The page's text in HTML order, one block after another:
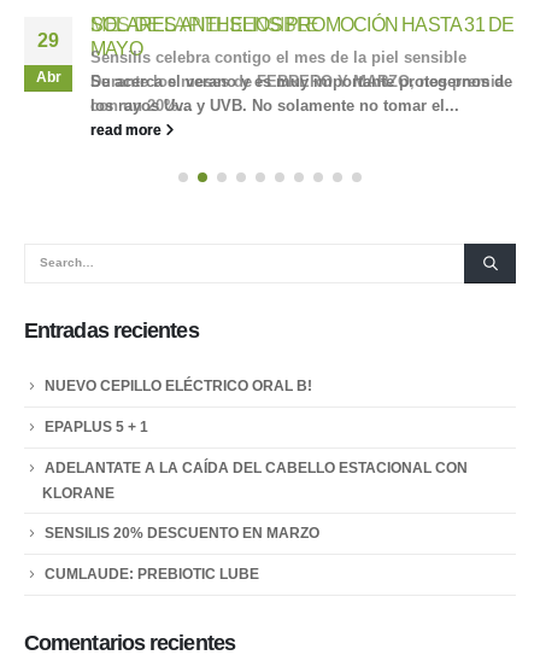
29
Abr
MES DE LA PIEL SENSIBLE
Sensilis celebra contigo el mes de la piel sensible
Durante los meses de FEBRERO Y MARZO, nos premia
con un 20%...
read more
29
Abr
SOLARES ANTHELIOS PROMOCIÓN HASTA 31 DE
MAYO
Se acerca el verano y es muy importante protegernos de
los rayos Uva y UVB. No solamente no tomar el...
read more
Entradas recientes
NUEVO CEPILLO ELÉCTRICO ORAL B!
EPAPLUS 5 + 1
ADELANTATE A LA CAÍDA DEL CABELLO ESTACIONAL CON
KLORANE
SENSILIS 20% DESCUENTO EN MARZO
CUMLAUDE: PREBIOTIC LUBE
Comentarios recientes